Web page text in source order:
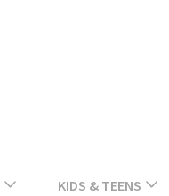
KIDS & TEENS